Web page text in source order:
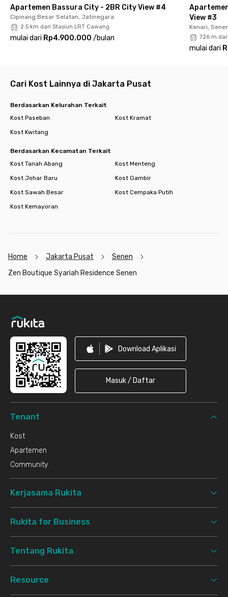
Apartemen Bassura City - 2BR City View #4
Cipinang Besar Selatan, Jatinegara
2.5 km dari Stasiun LRT Cawang
mulai dari Rp4.900.000 /bulan
View #3
Kenari,
726 m
mulai dari
Cari Kost Lainnya di Jakarta Pusat
Berdasarkan Kelurahan Terkait
Kost Paseban
Kost Kramat
Kost Kwitang
Berdasarkan Kecamatan Terkait
Kost Tanah Abang
Kost Menteng
Kost Johar Baru
Kost Gambir
Kost Sawah Besar
Kost Cempaka Putih
Kost Kemayoran
Home Jakarta Pusat
Senen
Zen Boutique Syariah Residence Senen
Download Aplikasi
Masuk / Daftar
Tenant
Kost
Apartemen
Community
Kerjasama Rukita
Rukita for Business
Tentang Rukita
Resource